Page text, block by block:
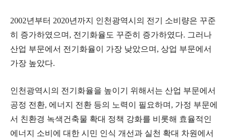
2002년부터 2020년까지 인천광역시의 전기 소비량은 꾸준
히 증가하였으며, 전기화율도 꾸준히 증가하였다. 그러나
산업 부문에서 전기화율이 가장 낮았으며, 상업 부문에서
가장 높았다.
인천광역시의 전기화율을 높이기 위해서는 산업 부문에서
공정 전환, 에너지 전환 등의 노력이 필요하며, 가정 부문에
서 친환경 녹색건축물 확대 정책 강화를 비롯해 효율적인
에너지 소비에 대한 시민 인식 개선과 실천 확대 차원에서